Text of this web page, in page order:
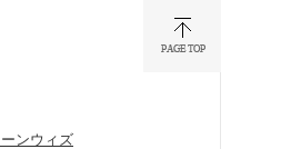
ンウィズ